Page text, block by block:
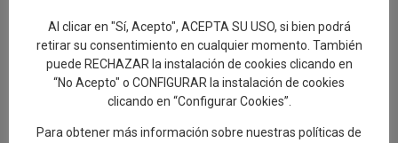
29.07.2026
Éxito de participación en la segunda ruta
de las Santas Alfareras
26.07.2026
Artesanía avanza “El Viaje del Barro.
Al clicar en "Sí, Acepto", ACEPTA SU USO, si bien podrá
retirar su consentimiento en cualquier momento. También
puede RECHAZAR la instalación de cookies clicando en
“No Acepto" o CONFIGURAR la instalación de cookies
clicando en “Configurar Cookies”.
Para obtener más información sobre nuestras políticas de